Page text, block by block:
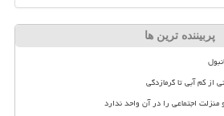
پربیننده ترین ها
از کم آبی تا گرمازدگی
اجتماعی را در آن واحد ندارد